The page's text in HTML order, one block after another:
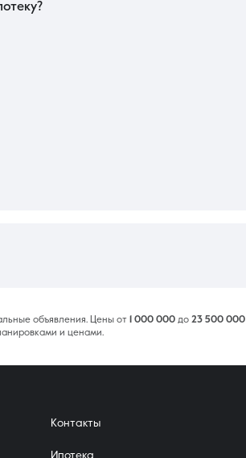
объявления. Цены от 1 000 000 до 23 500 000
и ценами.
Контакты